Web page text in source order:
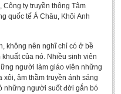
Công ty truyền thông Tâm
quốc tế Á Châu, Khôi Anh
nên nghĩ chỉ có ở bề
của nó. Nhiều sinh viên
người làm giáo viên những
âm thầm truyền ánh sáng
những người suốt đời gắn bó